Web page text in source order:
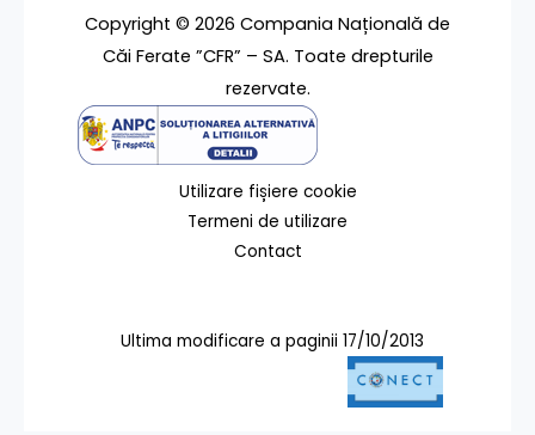
Copyright © 2026 Compania Națională de
Căi Ferate ”CFR” – SA. Toate drepturile
rezervate.
Utilizare fișiere cookie
Termeni de utilizare
Contact
Ultima modificare a paginii 17/10/2013